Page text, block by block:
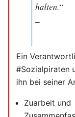
halten.“
–
Ein
#Sozialpiraten
ihn bei seiner
Zuarbeit und